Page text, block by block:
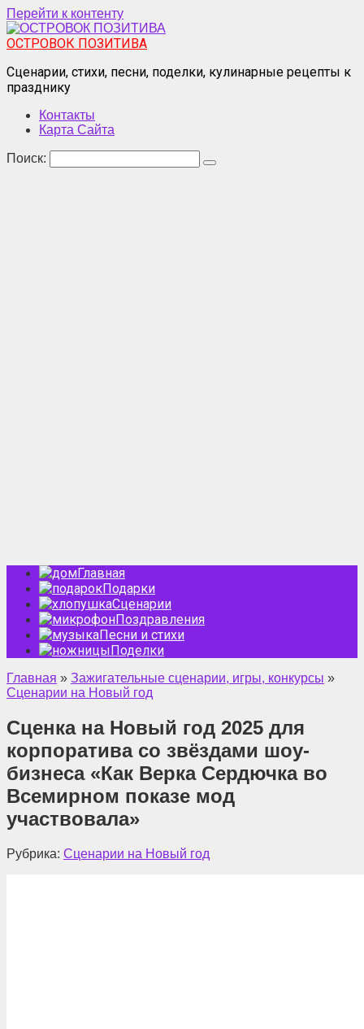
Перейти к контенту
ОСТРОВОК ПОЗИТИВА
Сценарии, стихи, песни, поделки, кулинарные рецепты к
празднику
Контакты
Карта Сайта
Поиск:
Главная
Подарки
Сценарии
Поздравления
Песни и стихи
Поделки
Главная » Зажигательные сценарии, игры, конкурсы »
Сценарии на Новый год
Сценка на Новый год 2025 для
корпоратива со звёздами шоу-
бизнеса «Как Верка Сердючка во
Всемирном показе мод
участвовала»
Рубрика: Сценарии на Новый год